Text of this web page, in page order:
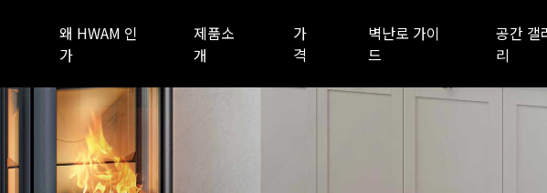
왜 HWAM 인
가
제품소
개
가
격
벽난로 가이
드
공간 갤
리